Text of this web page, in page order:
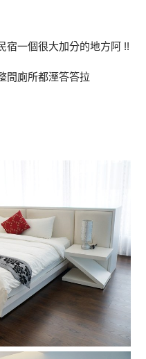
宿一個很大加分的地方阿 !!
間廁所都溼答答拉